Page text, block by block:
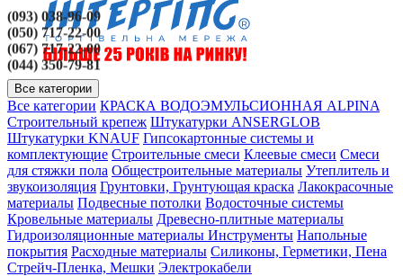
(093) 038-96-09
(050) 717-22-00
(067) 717-22-00
(044) 350-79-81
Все категории
Все категории КРАСКА ВОДОЭМУЛЬСИОННАЯ ALPINA
Строительный крепеж Штукатурки ANSERGLOB
Штукатурки KNAUF Гипсокартонные системы и
комплектующие Строительные смеси Клеевые смеси Смеси
для стяжки пола Общестроительные материалы Утеплитель и
звукоизоляция Грунтовки, Грунтующая краска Лакокрасочные
материалы Подвесные потолки Водосточные системы
Кровельные материалы Древесно-плитные материалы
Гидроизоляционные материалы Инструменты Напольные
покрытия Расходные материалы Силиконы, Герметики, Пена
Стрейч-Пленка, Мешки Электрокабели